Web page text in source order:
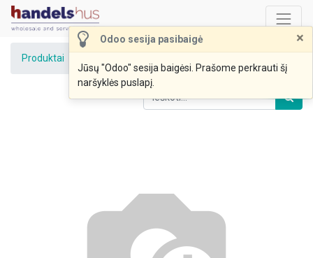
Odoo sesija pasibaigė ×
Jūsų "Odoo" sesija baigėsi. Prašome perkrauti šį
naršyklės puslapį.
Produktai